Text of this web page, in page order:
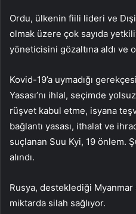
Ordu, ülkenin fiili lideri ve
olmak üzere çok sayıda
yöneticisini gözaltına aldı ve
Kovid-19’a uymadığı
Yasası’nı ihlal, seçimde
rüşvet kabul etme, isyana
bağlantı yasası, ithalat ve
suçlanan Suu Kyi, 19 önlem.
alındı.
Rusya, desteklediği
miktarda silah sağlıyor.